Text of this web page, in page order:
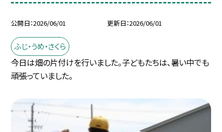
公開日 2026/06/01 更新日 2026/06/01
ふじ・うめ・さくら
今日は畑の片付けを行いました。子どもたちは、暑い中でも
頑張っていました。